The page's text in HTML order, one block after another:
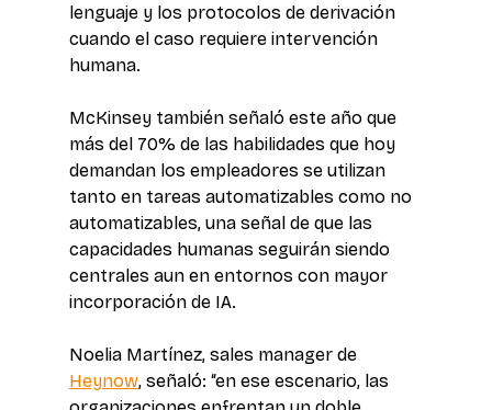
lenguaje y los protocolos de derivación
cuando el caso requiere intervención
humana.
McKinsey también señaló este año que
más del 70% de las habilidades que hoy
demandan los empleadores se utilizan
tanto en tareas automatizables como no
automatizables, una señal de que las
capacidades humanas seguirán siendo
centrales aun en entornos con mayor
incorporación de IA.
Noelia Martínez, sales manager de
Heynow, señaló: “en ese escenario, las